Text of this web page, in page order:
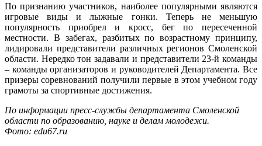
По признанию участников, наиболее популярными являются
игровые виды и лыжные гонки. Теперь не меньшую
популярность приобрел и кросс, бег по пересеченной
местности. В забегах, разбитых по возрастному принципу,
лидировали представители различных регионов Смоленской
области. Нередко тон задавали и представители 23-й команды
– команды организаторов и руководителей Департамента. Все
призеры соревнований получили первые в этом учебном году
грамоты за спортивные достижения.
По информации пресс-службы департамента Смоленской
области по образованию, науке и делам молодежи.
Фото: edu67.ru